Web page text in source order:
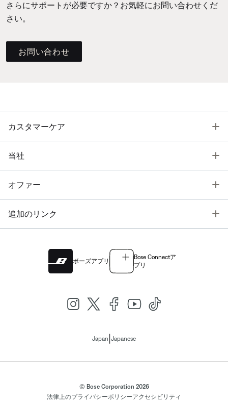
さらにサポートが必要ですか？お気軽にお問い合わせくだ
さい。
お問い合わせ
カスタマーケア
当社
オファー
追加のリンク
ボーズアプリ
Bose Connectア
プリ
Japan Japanese
© Bose Corporation 2026
法律上のプライバシーポリシーアクセシビリティ